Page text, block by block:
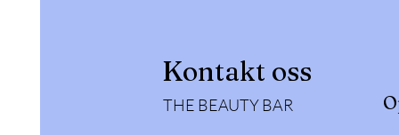
Kontakt oss
THE BEAUTY BAR